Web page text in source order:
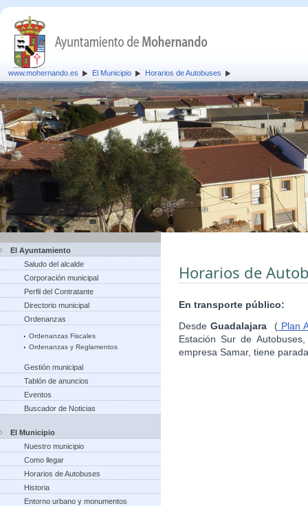
www.mohernando.es El Municipio Horarios de Autobuses
El Ayuntamiento
Saludo del alcalde
Corporación municipal
Perfil del Contratante
Directorio municipal
Ordenanzas
Ordenanzas Fiscales
Ordenanzas y Reglamentos
Gestión municipal
Tablón de anuncios
Eventos
Buscador de Noticias
El Municipio
Nuestro municipio
Como llegar
Horarios de Autobuses
Historia
Entorno urbano y monumentos
Horarios de
En transporte público:
DesdeGuadalajara (Plan
Estación Sur de
empresa Samar, tiene